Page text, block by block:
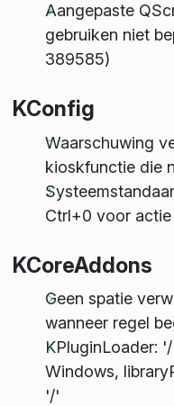
Aangepaste
gebruiken niet
389585)
KConfig
Waarschuwing
kioskfunctie die
Ctrl+0 voor
KCoreAddons
Geen spatie
wanneer regel
KPluginLoader:
Windows,
'/'